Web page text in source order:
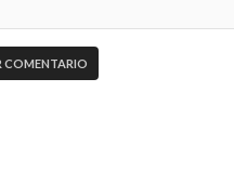
COMENTARIO